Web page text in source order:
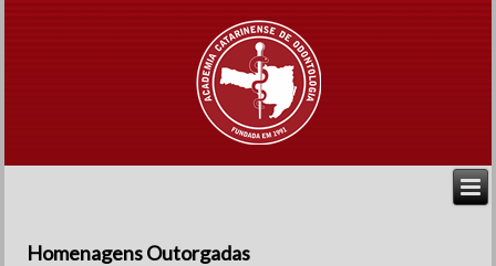
Homenagens Outorgadas